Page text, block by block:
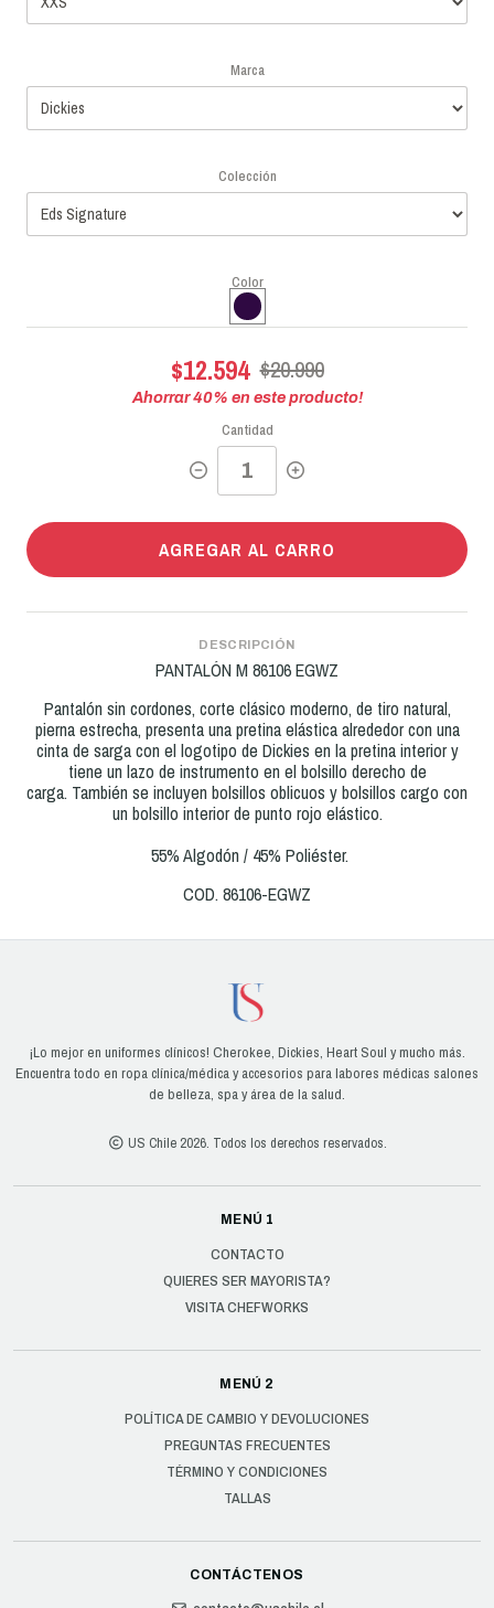
Marca
Colección
Color
$12.594 $20.990
Ahorrar40% en este producto!
Cantidad
AGREGAR AL CARRO
DESCRIPCIÓN
PANTALÓN M 86106 EGWZ
Pantalón sin cordones, corte clásico moderno, de tiro natural,
pierna estrecha, presenta una pretina elástica alrededor con una
cinta de sarga con el logotipo de Dickies en la pretina interior y
tiene un lazo de instrumento en el bolsillo derecho de
carga. También se incluyen bolsillos oblicuos y bolsillos cargo con
un bolsillo interior de punto rojo elástico.
55% Algodón / 45% Poliéster.
COD. 86106-EGWZ
¡Lo mejor en uniformes clínicos! Cherokee, Dickies, Heart Soul y mucho más.
Encuentra todo en ropa clínica/médica y accesorios para labores médicas salones
de belleza, spa y área de la salud.
US Chile 2026. Todos los derechos reservados.
MENÚ 1
CONTACTO
QUIERES SER MAYORISTA?
VISITA CHEFWORKS
MENÚ 2
POLÍTICA DE CAMBIO Y DEVOLUCIONES
PREGUNTAS FRECUENTES
TÉRMINO Y CONDICIONES
TALLAS
CONTÁCTENOS